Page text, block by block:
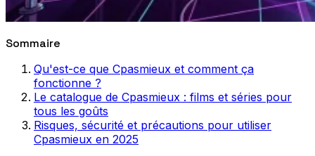
Sommaire
Qu'est-ce que Cpasmieux et comment ça
fonctionne ?
Le catalogue de Cpasmieux : films et séries pour
tous les goûts
Risques, sécurité et précautions pour utiliser
Cpasmieux en 2025